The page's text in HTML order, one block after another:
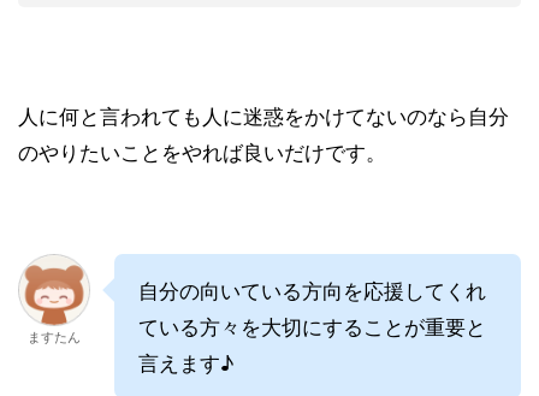
人に何と言われても人に迷惑をかけてないのなら自分
のやりたいことをやれば良いだけです。
ますたん
自分の向いている方向を応援してくれ
ている方々を大切にすることが重要と
言えます♪